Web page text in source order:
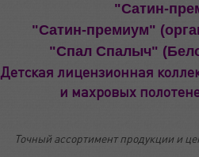
"Сатин-
"Сатин-премиум"
"Спал Спалыч"
Детская лицензионная
и махровых
Точный ассортимент продукции и